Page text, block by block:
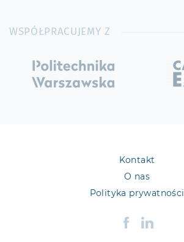
WSPÓŁPRACUJEMY Z
Kontakt
O nas
Polityka prywatności